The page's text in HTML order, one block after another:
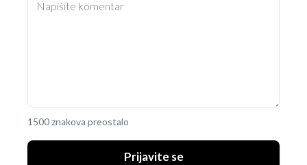
1500 znakova preostalo
Prijavite se